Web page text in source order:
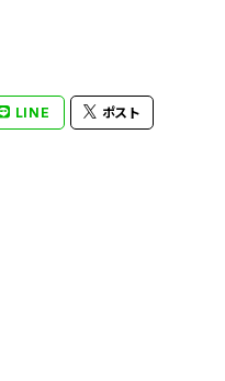
LINE ポスト